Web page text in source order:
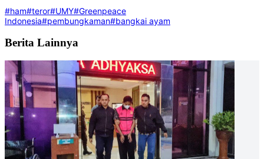
#ham#teror#UMY#Greenpeace
Indonesia#pembungkaman#bangkai ayam
Berita Lainnya